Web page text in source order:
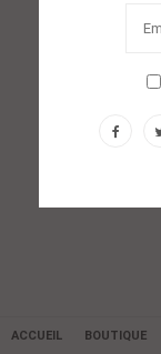
ACCUEIL BOUTIQUE